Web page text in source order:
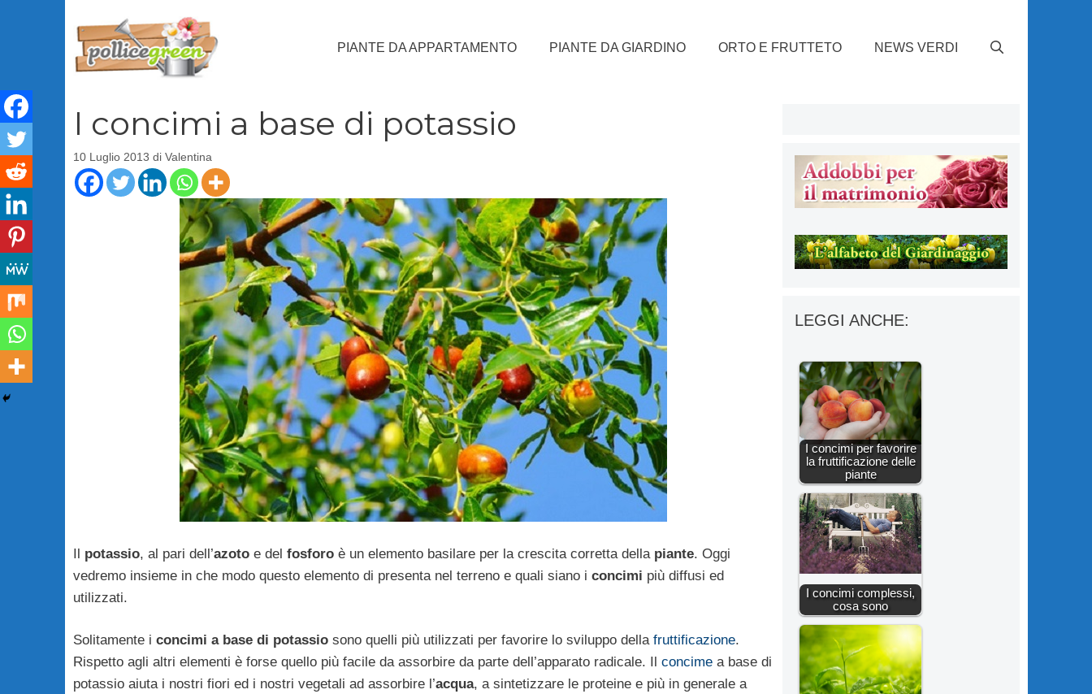
PIANTE DA APPARTAMENTO PIANTE DA GIARDINO ORTO E FRUTTETO NEWS VERDI
I concimi a base di potassio
10 Luglio 2013 di Valentina
Il potassio, al pari dell’azotoe del fosforoè un elemento basilare per la crescita corretta della piante. Oggi
vedremo insieme in che modo questo elemento di presenta nel terreno e quali siano i concimi più diffusi ed
utilizzati.
Solitamente i concimi a base di potassiosono quelli più utilizzati per favorire lo sviluppo della fruttificazione.
Rispetto agli altri elementi è forse quello più facile da assorbire da parte dell’apparato radicale. Il concimea base di
potassio aiuta i nostri fiori ed i nostri vegetali ad assorbire l’acqua, a sintetizzare le proteine e più in generale a
LEGGI ANCHE:
I concimi per favorire
la fruttificazione delle
piante
I concimi complessi,
cosa sono